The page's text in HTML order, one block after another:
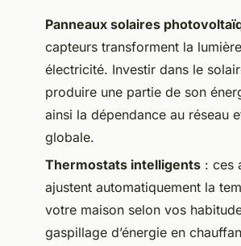
Panneaux solaires
capteurs transforment la
électricité. Investir dans le
produire une partie de son
ainsi la dépendance au réseau
globale.
Thermostats intelligents : ces
ajustent automatiquement la
votre maison selon vos
gaspillage d’énergie en